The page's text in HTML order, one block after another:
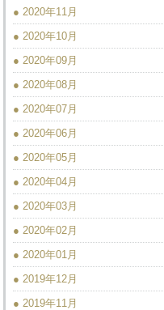
● 2020年11月
● 2020年10月
● 2020年09月
● 2020年08月
● 2020年07月
● 2020年06月
● 2020年05月
● 2020年04月
● 2020年03月
● 2020年02月
● 2020年01月
● 2019年12月
● 2019年11月